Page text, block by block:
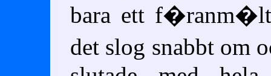
bara ett f�ranm�lt
det slog snabbt om